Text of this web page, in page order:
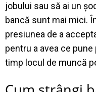
jobului sau să ai un
bancă sunt mai mici.
presiunea de a
pentru a avea ce
timp locul de muncă